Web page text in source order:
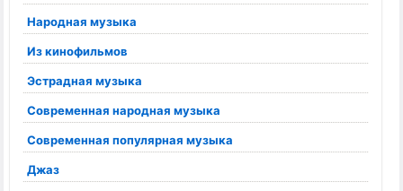
Народная музыка
Из кинофильмов
Эстрадная музыка
Современная народная музыка
Современная популярная музыка
Джаз